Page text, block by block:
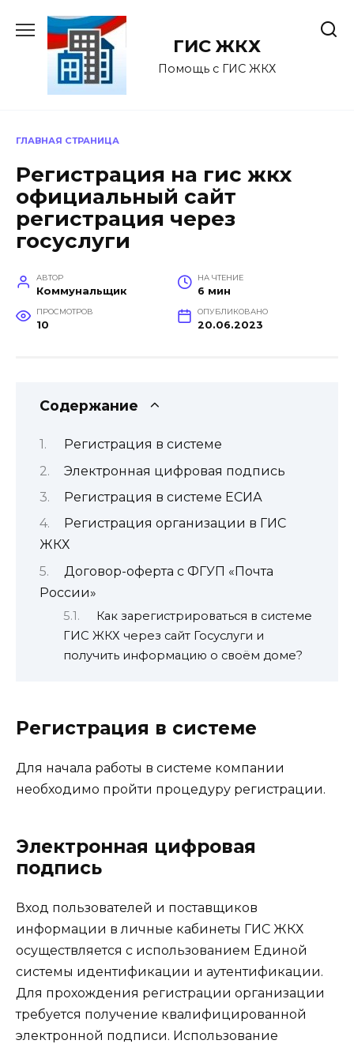
содержанию
ГИС ЖКХ
Помощь с ГИС ЖКХ
ГЛАВНАЯ СТРАНИЦА
Регистрация на гис жкх
официальный сайт
регистрация через
госуслуги
АВТОР
Коммунальщик
НА ЧТЕНИЕ
6 мин
ПРОСМОТРОВ
10
ОПУБЛИКОВАНО
20.06.2023
Содержание
Регистрация в системе
Электронная цифровая подпись
Регистрация в системе ЕСИА
Регистрация организации в ГИС
ЖКХ
Договор-оферта с ФГУП «Почта
России»
Как зарегистрироваться в системе
ГИС ЖКХ через сайт Госуслуги и
получить информацию о своём доме?
Регистрация в системе
Для начала работы в системе компании
необходимо пройти процедуру регистрации.
Электронная цифровая
подпись
Вход пользователей и поставщиков
информации в личные кабинеты ГИС ЖКХ
осуществляется с использованием Единой
системы идентификации и аутентификации.
Для прохождения регистрации организации
требуется получение квалифицированной
электронной подписи. Использование